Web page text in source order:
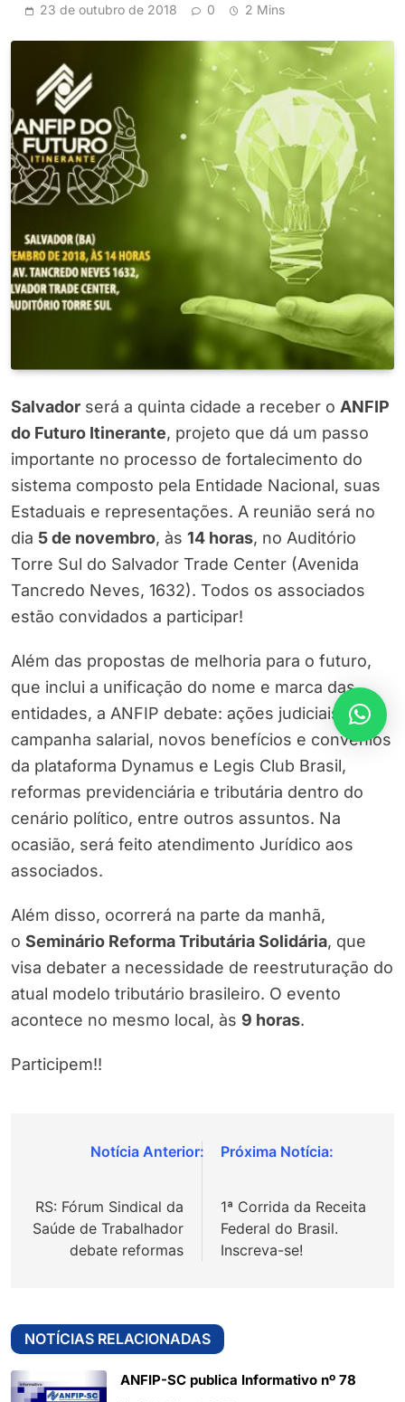
23 de outubro de 2018 0 2 Mins
Salvador será a quinta cidade a receber o ANFIP
do Futuro Itinerante, projeto que dá um passo
importante no processo de fortalecimento do
sistema composto pela Entidade Nacional, suas
Estaduais e representações. A reunião será no
dia 5 de novembro, às 14 horas, no Auditório
Torre Sul do Salvador Trade Center (Avenida
Tancredo Neves, 1632). Todos os associados
estão convidados a participar!
Além das propostas de melhoria para o futuro,
que inclui a unificação do nome e marca das
entidades, a ANFIP debate: ações judiciais,
campanha salarial, novos benefícios e convênios
da plataforma Dynamus e Legis Club Brasil,
reformas previdenciária e tributária dentro do
cenário político, entre outros assuntos. Na
ocasião, será feito atendimento Jurídico aos
associados.
Além disso, ocorrerá na parte da manhã,
o Seminário Reforma Tributária Solidária, que
visa debater a necessidade de reestruturação do
atual modelo tributário brasileiro. O evento
acontece no mesmo local, às 9 horas.
Participem!!
Navegação
Post
RS: Fórum Sindical da
Saúde de Trabalhador
debate reformas
1ª Corrida da Receita
Federal do Brasil.
Inscreva-se!
NOTÍCIAS RELACIONADAS
ANFIP-SC publica Informativo nº 78